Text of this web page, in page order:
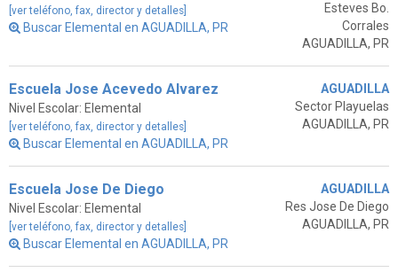
[ver teléfono, fax, director y detalles]
Buscar Elemental en AGUADILLA, PR
Esteves Bo.
Corrales
AGUADILLA, PR
Escuela Jose Acevedo Alvarez
Nivel Escolar: Elemental
[ver teléfono, fax, director y detalles]
Buscar Elemental en AGUADILLA, PR
AGUADILLA
Sector Playuelas
AGUADILLA, PR
Escuela Jose De Diego
Nivel Escolar: Elemental
[ver teléfono, fax, director y detalles]
Buscar Elemental en AGUADILLA, PR
AGUADILLA
Res Jose De Diego
AGUADILLA, PR